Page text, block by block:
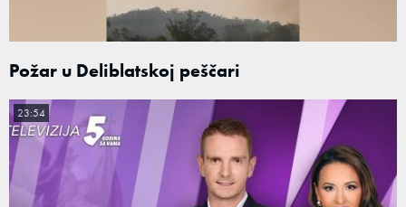
Požar u Deliblatskoj peščari
23:54